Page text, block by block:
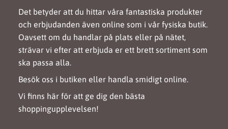
Det betyder att du hittar våra fantastiska produkter
och erbjudanden även online som i vår fysiska butik.
Oavsett om du handlar på plats eller på nätet,
strävar vi efter att erbjuda er ett brett sortiment som
ska passa alla.
Besök oss i butiken eller handla smidigt online.
Vi finns här för att ge dig den bästa
shoppingupplevelsen!